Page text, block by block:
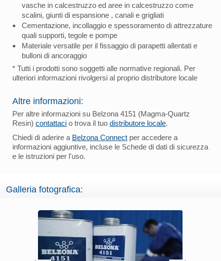
vasche in calcestruzzo ed aree in calcestruzzo come
scalini, giunti di espansione , canali e grigliati
Cementazione, incollaggio e spessoramento di attrezzature
quali supporti, tegole e pompe
Materiale versatile per il fissaggio di parapetti allentati e
bulloni di ancoraggio
* Tutti i prodotti sono soggetti alle normative regionali. Per
ulteriori informazioni rivolgersi al proprio distributore locale
Altre informazioni:
Per altre informazioni su Belzona 4151 (Magma-Quartz
Resin) contattaci o trova il tuo distributore locale.
Chiedi di aderire a Belzona Connect per accedere a
informazioni aggiuntive, incluse le Schede di dati di sicurezza
e le istruzioni per l'uso.
Galleria fotografica: